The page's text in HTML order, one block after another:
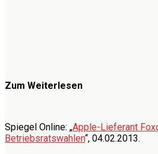
Zum Weiterlesen
Spiegel Online: „Apple-Lieferant
Betriebsratswahlen“, 04.02.2013.